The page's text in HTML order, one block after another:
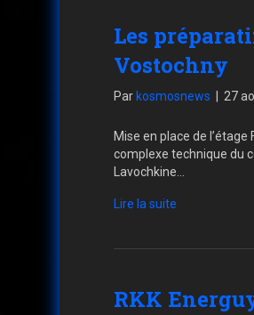
Les
Vostochny
Par kosmosnews 27
Mise en place de
complexe technique du
Lavochkine…
Lire la suite
RKK